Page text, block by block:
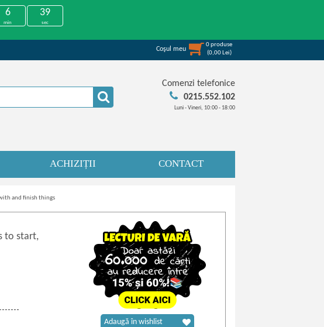
6
min
39
sec
Coşul meu
0produse
(0,00 Lei)
Comenzi telefonice
0215.552.102
Luni - Vineri, 10:00 - 18:00
ACHIZIȚII CONTACT
and finish things
to start,
Adaugă în wishlist